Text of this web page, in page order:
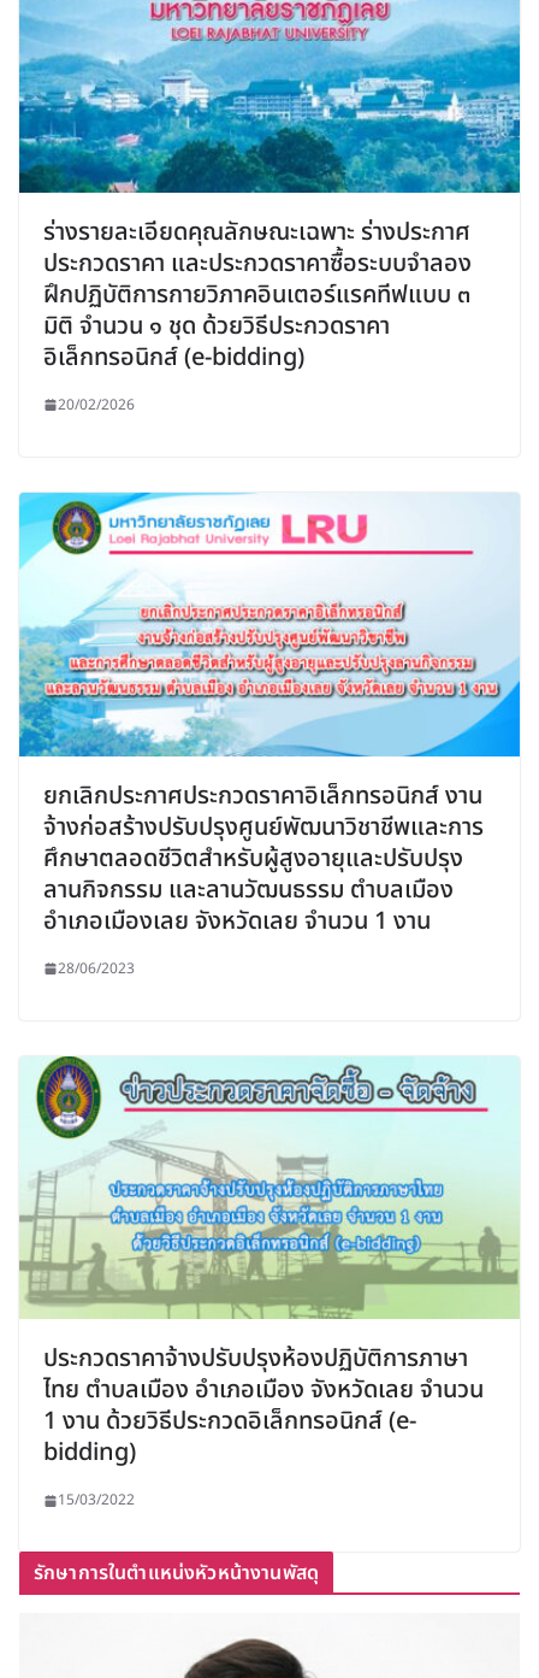
ร่างรายละเอียดคุณลักษณะเฉพาะ ร่างประกาศ
ประกวดราคา และประกวดราคาซื้อระบบจำลอง
ฝึกปฏิบัติการกายวิภาคอินเตอร์แรคทีฟแบบ ๓
มิติ จำนวน ๑ ชุด ด้วยวิธีประกวดราคา
อิเล็กทรอนิกส์ (e-bidding)
20/02/2026
ยกเลิกประกาศประกวดราคาอิเล็กทรอนิกส์ งาน
จ้างก่อสร้างปรับปรุงศูนย์พัฒนาวิชาชีพและการ
ศึกษาตลอดชีวิตสำหรับผู้สูงอายุและปรับปรุง
ลานกิจกรรม และลานวัฒนธรรม ตำบลเมือง
อำเภอเมืองเลย จังหวัดเลย จำนวน 1 งาน
28/06/2023
ประกวดราคาจ้างปรับปรุงห้องปฏิบัติการภาษา
ไทย ตำบลเมือง อำเภอเมือง จังหวัดเลย จำนวน
1 งาน ด้วยวิธีประกวดอิเล็กทรอนิกส์ (e-
bidding)
15/03/2022
รักษาการในตำแหน่งหัวหน้างานพัสดุ